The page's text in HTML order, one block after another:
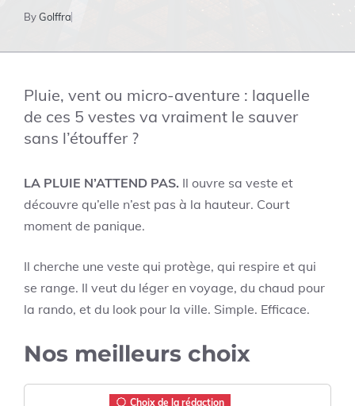
ByGolffra
Pluie, vent ou micro-aventure : laquelle
de ces 5 vestes va vraiment le sauver
sans l’étouffer ?
LA PLUIE N’ATTEND PAS. Il ouvre sa veste et
découvre qu’elle n’est pas à la hauteur. Court
moment de panique.
Il cherche une veste qui protège, qui respire et qui
se range. Il veut du léger en voyage, du chaud pour
la rando, et du look pour la ville. Simple. Efficace.
Nos meilleurs choix
Choix de la rédaction